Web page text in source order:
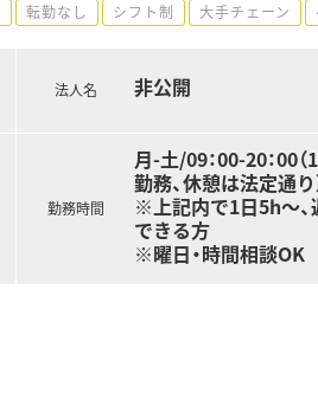
転勤なし シフト制 大手チェーン
法人名 非公開
勤務時間
月-土/09：00-20：00
勤務、休憩は法定通り
※上記内で1日5h～
できる方
※曜日・時間相談OK